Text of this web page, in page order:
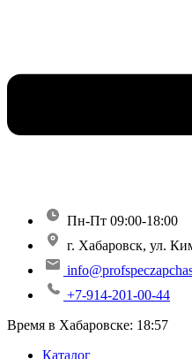
Пн-Пт 09:00-18:00
г. Хабаровск, ул.
+7-914-201-00-44
Время в Хабаровске: 18:57
Каталог